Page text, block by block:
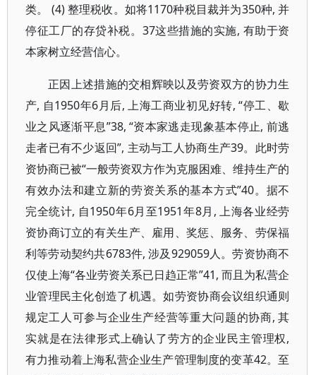
类。 (4) 整理税收。如将1170种税目裁并为350种, 并
停征工厂的存贷补税。37这些措施的实施, 有助于资
本家树立经营信心。
正因上述措施的交相辉映以及劳资双方的协力生
产, 自1950年6月后, 上海工商业初见好转, “停工、歇
业之风逐渐平息”38, “资本家逃走现象基本停止, 前逃
走者已有不少返回”, 主动与工人协商生产39。此时劳
资协商已被“一般劳资双方作为克服困难、维持生产的
有效办法和建立新的劳资关系的基本方式”40。据不
完全统计, 自1950年6月至1951年8月, 上海各业经劳
资协商订立的有关生产、雇用、奖惩、服务、劳保福
利等劳动契约共6783件, 涉及929059人。劳资协商不
仅使上海“各业劳资关系已日趋正常”41, 而且为私营企
业管理民主化创造了机遇。如劳资协商会议组织通则
规定工人可参与企业生产经营等重大问题的协商, 其
实就是在法律形式上确认了劳方的企业民主管理权,
有力推动着上海私营企业生产管理制度的变革42。至